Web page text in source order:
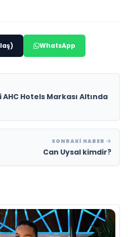
WhatsApp
Hotels Markası Altında
SONRAKI HABER
Can Uysal kimdir?